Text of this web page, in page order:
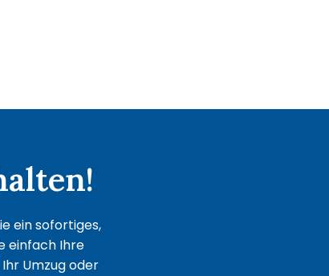
ein sofortiges,
einfach Ihre
Umzug oder